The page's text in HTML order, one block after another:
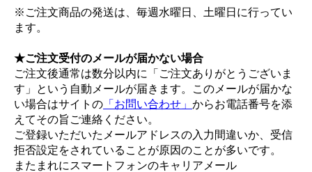
※ご注文商品の発送は、毎週水曜日、土曜日に行ってい
ます。
★ご注文受付のメールが届かない場合
ご注文後通常は数分以内に「ご注文ありがとうございま
す」という自動メールが届きます。このメールが届かな
い場合はサイトの 「お問い合わせ」 からお電話番号を添
えてその旨ご連絡ください。
ご登録いただいたメールアドレスの入力間違いか、受信
拒否設定をされていることが原因のことが多いです。
またまれにスマートフォンのキャリアメール